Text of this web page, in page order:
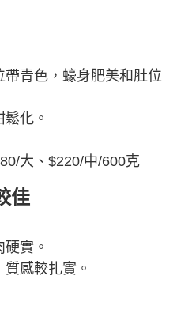
青色，蠔身肥美和肚位
化。
大、$220/中/600克
佳
實。
感較扎實。